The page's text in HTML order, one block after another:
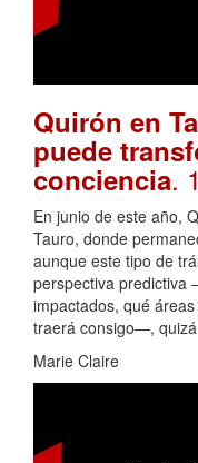
Quirón en
puede
conciencia.
En junio de este año,
Tauro, donde
aunque este tipo de
perspectiva predictiva
impactados, qué
traerá consigo—,
Marie Claire